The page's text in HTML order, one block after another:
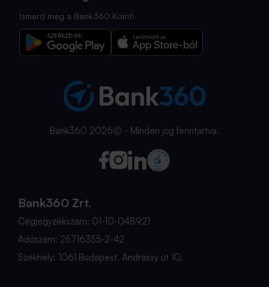
Ismerd meg a Bank360 Koint!
Bank360 2026Ⓒ - Minden jog fenntartva.
Bank360 Zrt.
Cégjegyzékszám: 01-10-048921
Adószám: 25716355-2-42
Székhely: 1061 Budapest, Andrássy út 10.